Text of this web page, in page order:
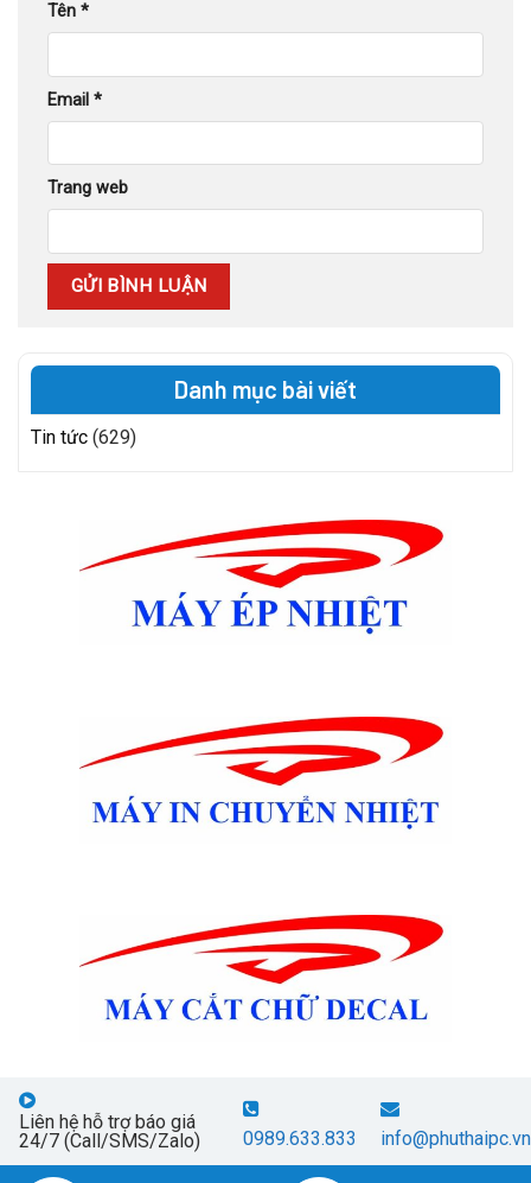
Tên *
Email *
Trang web
Danh mục bài viết
Tin tức (629)
Liên hệ hỗ trợ báo giá
24/7 (Call/SMS/Zalo)
0989.633.833 info@phuthaipc.vn